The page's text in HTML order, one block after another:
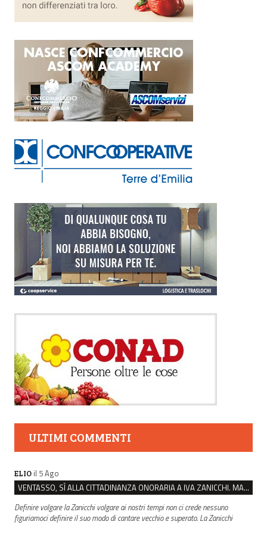
ULTIMI COMMENTI
ELIO il 5 Ago
VENTASSO, SÌ ALLA CITTADINANZA ONORARIA A IVA ZANICCHI. MA BARGIACCHI: “È DI PESSIMO GUSTO”
Definire volgare la Zanicchi volgare ai nostri tempi non ci crede nessuno
figuriamoci definire il suo modo di cantare vecchio e superato. La Zanicchi